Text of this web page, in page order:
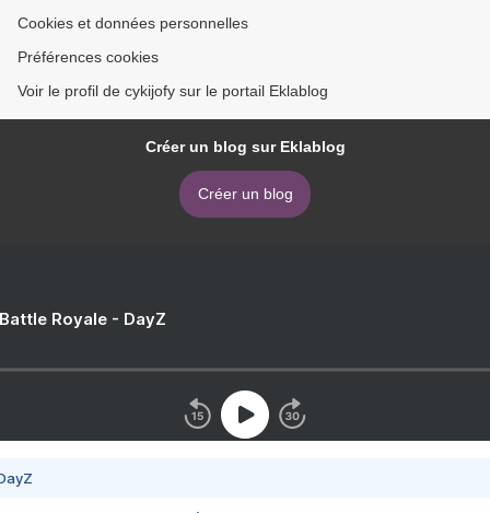
Cookies et données personnelles
Préférences cookies
Voir le profil de cykijofy sur le portail Eklablog
Créer un blog sur Eklablog
Créer un blog
Royale - DayZ